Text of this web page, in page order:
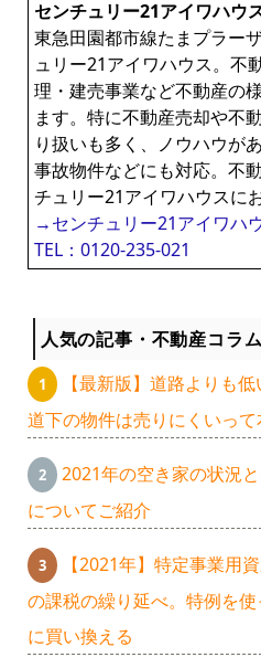
センチュリー21アイワハウ
東急田園都市線たまプラー
ュリー21アイワハウス。不
理・建売事業など不動産の
ます。特に不動産売却や不
り扱いも多く、ノウハウが
事故物件などにも対応。不
チュリー21アイワハウスに
→センチュリー21アイワハ
TEL：0120-235-021
人気の記事・不動産コラム
【最新版】道路よりも
道下の物件は売りにくいって
2021年の空き家の状況
についてご紹介
【2021年】特定事業用
の課税の繰り延べ。特例を
に買い換える